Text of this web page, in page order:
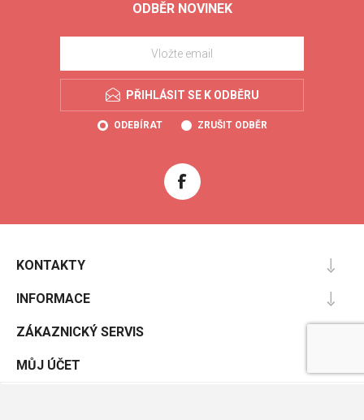
ODBĚR NOVINEK
PŘIHLÁSIT SE K ODBĚRU
ODEBÍRAT ZRUŠIT ODBĚR
KONTAKTY
INFORMACE
ZÁKAZNICKÝ SERVIS
MŮJ ÚČET